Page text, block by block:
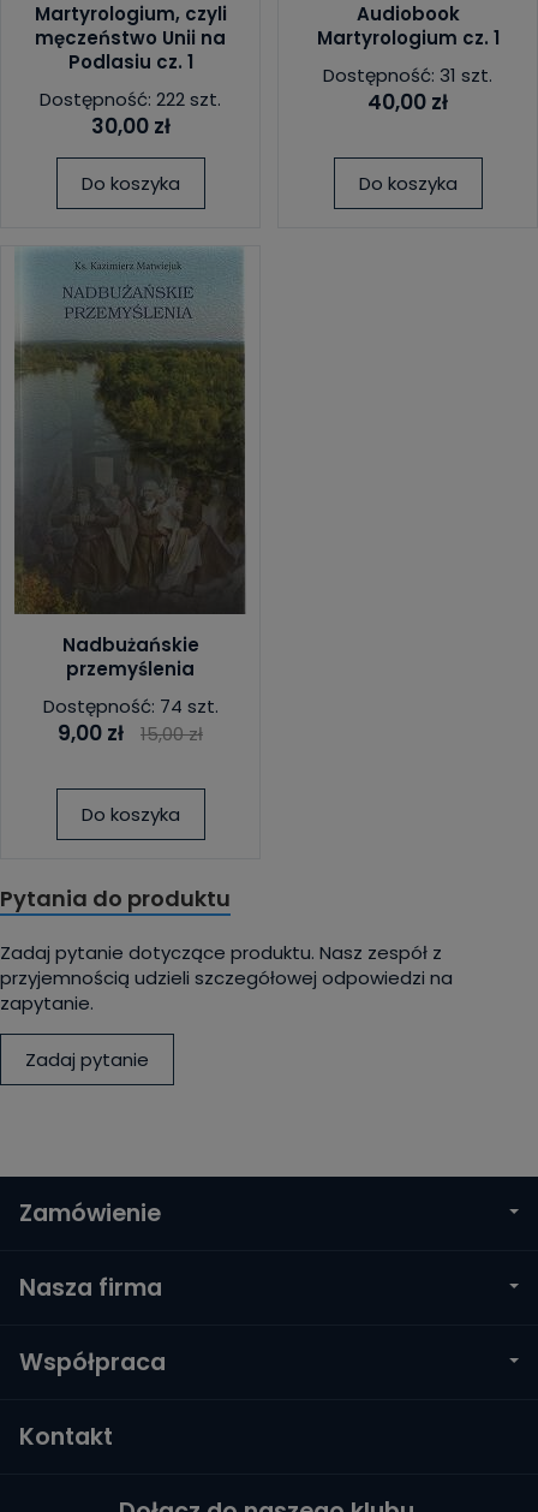
Martyrologium, czyli
męczeństwo Unii na
Podlasiu cz. 1
Dostępność: 222 szt.
30,00 zł
Do koszyka
Audiobook
Martyrologium cz. 1
Dostępność: 31 szt.
40,00 zł
Do koszyka
Nadbużańskie
przemyślenia
Dostępność: 74 szt.
9,00 zł 15,00 zł
Do koszyka
Pytania do produktu
Zadaj pytanie dotyczące produktu. Nasz zespół z
przyjemnością udzieli szczegółowej odpowiedzi na
zapytanie.
Zadaj pytanie
Zamówienie
Nasza firma
Współpraca
Kontakt